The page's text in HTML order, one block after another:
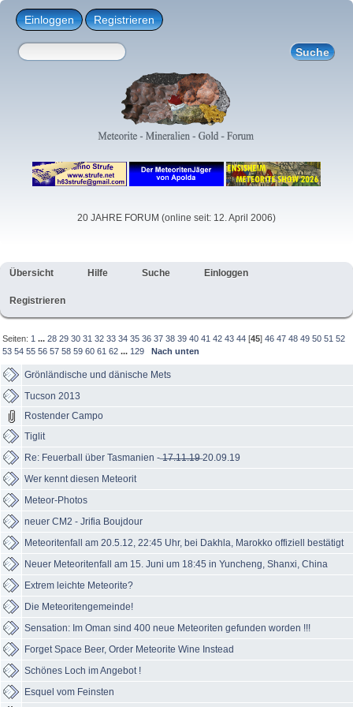
Einloggen Registrieren
20 JAHRE FORUM (online seit: 12. April 2006)
Übersicht Hilfe Suche Einloggen
Registrieren
Seiten: 1 ...28 29 30 31 32 33 34 35 36 37 38 39 40 41 42 43 44 [45]46 47 48 49 50 51 52
53 54 55 56 57 58 59 60 61 62 ... 129 Nach unten
Grönländische und dänische Mets
Tucson 2013
Rostender Campo
Tiglit
Re: Feuerball über Tasmanien - ̶1̶̶7̶̶.̶̶1̶̶1̶̶.̶̶1̶̶9̶ 20.09.19
Wer kennt diesen Meteorit
Meteor-Photos
neuer CM2 - Jrifia Boujdour
Meteoritenfall am 20.5.12, 22:45 Uhr, bei Dakhla, Marokko offiziell bestätigt
Neuer Meteoritenfall am 15. Juni um 18:45 in Yuncheng, Shanxi, China
Extrem leichte Meteorite?
Die Meteoritengemeinde!
Sensation: Im Oman sind 400 neue Meteoriten gefunden worden !!!
Forget Space Beer, Order Meteorite Wine Instead
Schönes Loch im Angebot !
Esquel vom Feinsten